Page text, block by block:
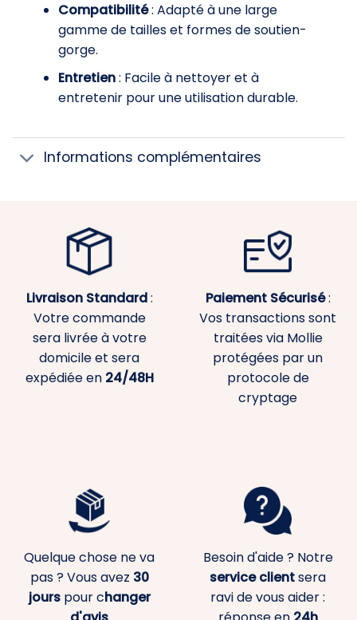
Compatibilité: Adapté à une large
gamme de tailles et formes de soutien-
gorge.
Entretien: Facile à nettoyer et à
entretenir pour une utilisation durable.
Informations complémentaires
Livraison Standard:
Votre commande
sera livrée à votre
domicile et sera
expédiée en 24/48H
Paiement Sécurisé:
Vos transactions sont
traitées via Mollie
protégées par un
protocole de
cryptage
Quelque chose ne va
pas ? Vous avez 30
jourspour changer
Besoin d'aide ? Notre
service clientsera
ravi de vous aider :